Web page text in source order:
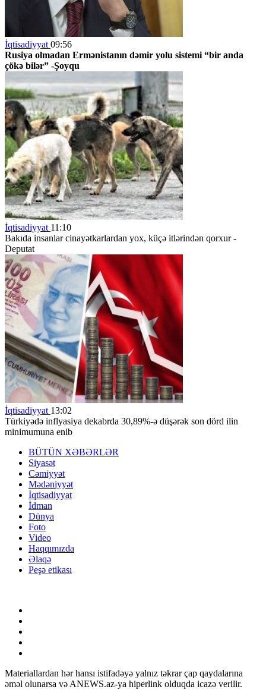
İqtisadiyyat 09:56
Rusiya olmadan Ermənistanın dəmir yolu sistemi “bir anda
çökə bilər” -Şoyqu
İqtisadiyyat 11:10
Bakıda insanlar cinayətkarlardan yox, küçə itlərindən qorxur -
Deputat
İqtisadiyyat 13:02
Türkiyədə inflyasiya dekabrda 30,89%-ə düşərək son dörd ilin
minimumuna enib
BÜTÜN XƏBƏRLƏR
Siyasət
Cəmiyyət
Mədəniyyət
İqtisadiyyat
İdman
Dünya
Foto
Video
Haqqımızda
Əlaqə
Peşə etikası
Materiallardan hər hansı istifadəyə yalnız təkrar çap qaydalarına
əməl olunarsa və ANEWS.az-ya hiperlink olduqda icazə verilir.